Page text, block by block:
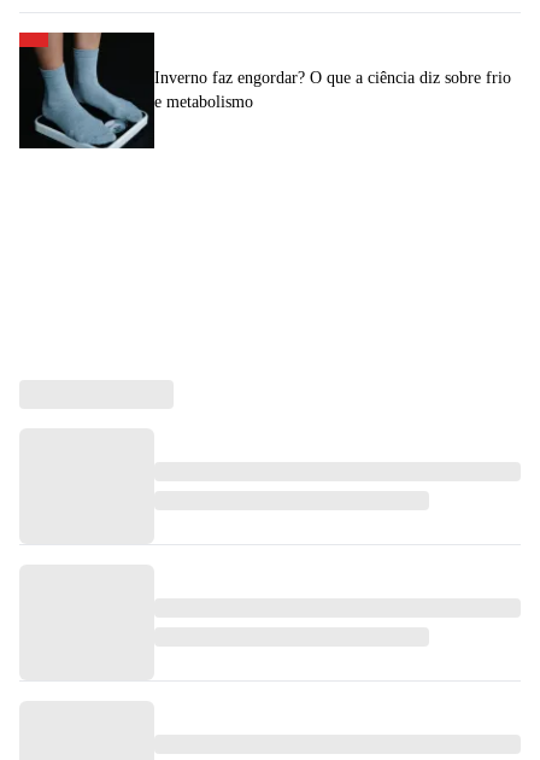
Inverno faz engordar? O que a ciência diz sobre frio
e metabolismo